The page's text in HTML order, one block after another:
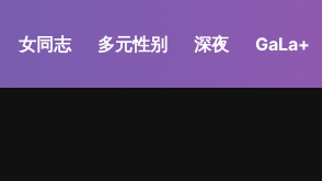
女同志 多元性别 深夜 GaLa+